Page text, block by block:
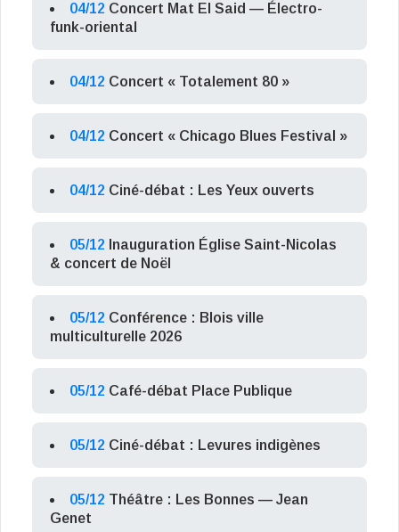
04/12 Concert Mat El Said — Électro-
funk-oriental
04/12 Concert « Totalement 80 »
04/12 Concert « Chicago Blues Festival »
04/12 Ciné-débat : Les Yeux ouverts
05/12 Inauguration Église Saint-Nicolas
& concert de Noël
05/12 Conférence : Blois ville
multiculturelle 2026
05/12 Café-débat Place Publique
05/12 Ciné-débat : Levures indigènes
05/12 Théâtre : Les Bonnes — Jean
Genet